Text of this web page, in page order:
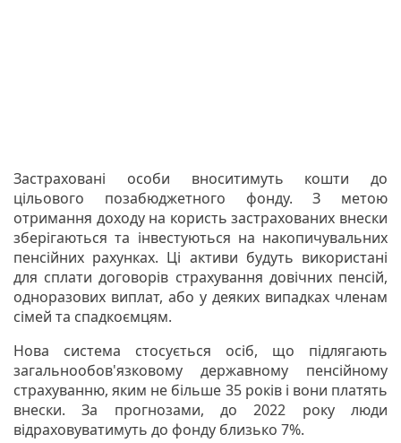
Застраховані особи вноситимуть кошти до
цільового позабюджетного фонду. З метою
отримання доходу на користь застрахованих внески
зберігаються та інвестуються на накопичувальних
пенсійних рахунках. Ці активи будуть використані
для сплати договорів страхування довічних пенсій,
одноразових виплат, або у деяких випадках членам
сімей та спадкоємцям.
Нова система стосується осіб, що підлягають
загальнообов'язковому державному пенсійному
страхуванню, яким не більше 35 років і вони платять
внески. За прогнозами, до 2022 року люди
відраховуватимуть до фонду близько 7%.